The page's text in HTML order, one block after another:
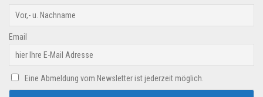
Email
Eine Abmeldung vom Newsletter ist jederzeit möglich.